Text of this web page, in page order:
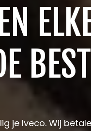
je Iveco. Wij